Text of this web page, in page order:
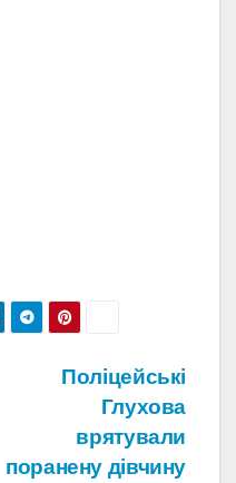
Поліцейські
Глухова
врятували
поранену дівчину